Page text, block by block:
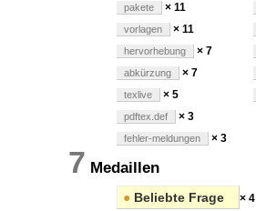
pakete × 11
vorlagen × 11
hervorhebung × 7
abkürzung × 7
texlive × 5
pdftex.def × 3
fehler-meldungen × 3
7 Medaillen
● Beliebte Frage × 4